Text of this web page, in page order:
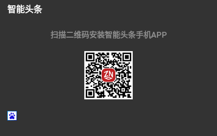
智能头条
扫描二维码安装智能头条手机APP